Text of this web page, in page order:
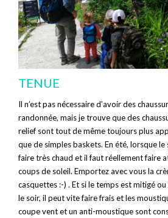
TENUE
Il n’est pas nécessaire d’avoir des
randonnée, mais je trouve que des
relief sont tout de même toujours plus
que de simples baskets. En été, lorsque
faire très chaud et il faut réellement faire
coups de soleil. Emportez avec vous la
casquettes :-) . Et si le temps est mitigé
le soir, il peut vite faire frais et les
coupe vent et un anti-moustique sont